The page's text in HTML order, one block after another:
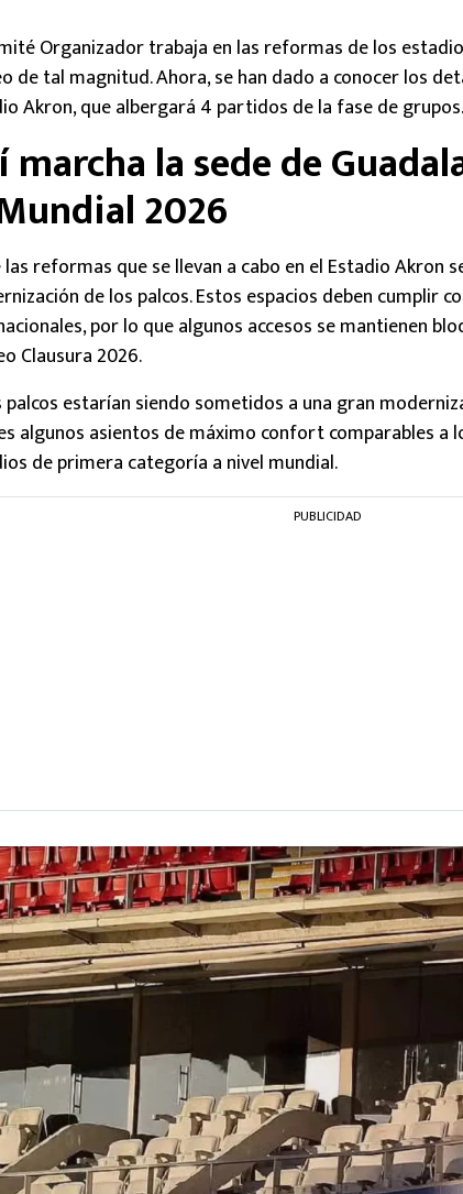
Organizador trabaja en las reformas de los
de tal magnitud. Ahora, se han dado a conocer los
Akron, que albergará 4 partidos de la fase de grupos.
marcha la sede de
2026
reformas que se llevan a cabo en el Estadio Akron
de los palcos. Estos espacios deben cumplir
por lo que algunos accesos se mantienen
Clausura 2026.
palcos estarían siendo sometidos a una gran
algunos asientos de máximo confort comparables a
de primera categoría a nivel mundial.
PUBLICIDAD